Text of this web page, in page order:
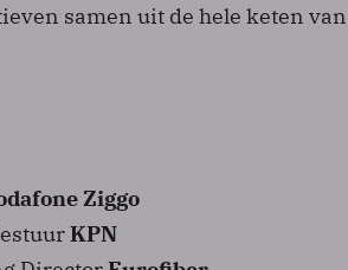
samen uit de hele keten
Ziggo
KPN